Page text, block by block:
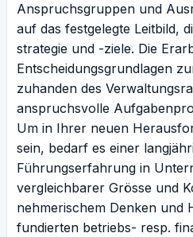
Anspruchsgruppen und
auf das festgelegte Leitbild,
strategie und -ziele. Die
Entscheidungsgrundlagen
zuhanden des
anspruchsvolle
Um in Ihrer neuen
sein, bedarf es einer
Führungserfahrung in
vergleichbarer Grösse und
nehmerischem Denken und
fundierten betriebs- resp.